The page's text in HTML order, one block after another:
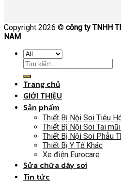
Copyright 2026 © công ty TNHH
NAM
Trang chủ
GIỚI THIỆU
Sản phẩm
Thiết Bị Nội Soi Tiêu
Thiết Bị Nội Soi Tai
Thiết Bị Nội Soi Phẫu
Thiết Bị Y Tế Khác
Xe điện Eurocare
Sửa chữa dây soi
Tin tức